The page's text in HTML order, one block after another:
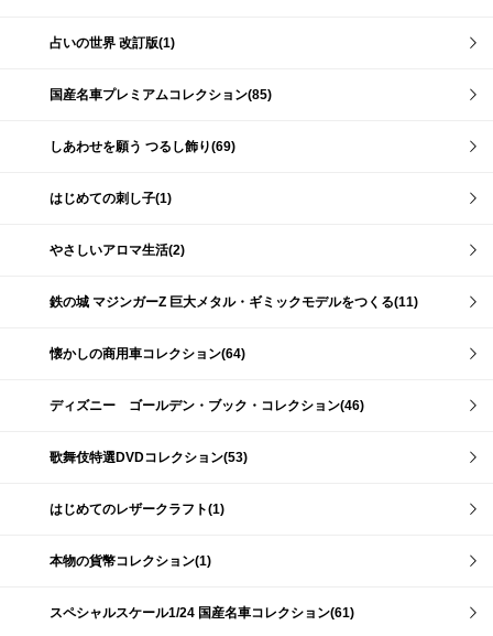
占いの世界 改訂版(1)
国産名車プレミアムコレクション(85)
しあわせを願う つるし飾り(69)
はじめての刺し子(1)
やさしいアロマ生活(2)
鉄の城 マジンガーZ 巨大メタル・ギミックモデルをつくる(11)
懐かしの商用車コレクション(64)
ディズニー ゴールデン・ブック・コレクション(46)
歌舞伎特選DVDコレクション(53)
はじめてのレザークラフト(1)
本物の貨幣コレクション(1)
スペシャルスケール1/24 国産名車コレクション(61)